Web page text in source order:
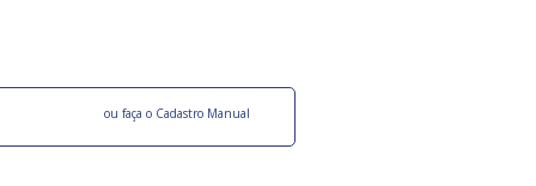
ou faça o Cadastro Manual